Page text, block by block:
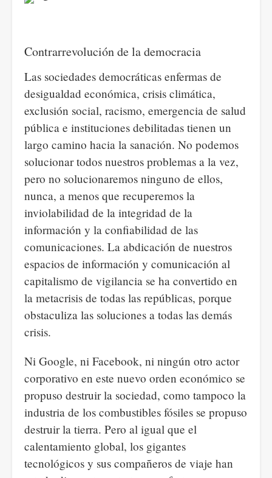
Contrarrevolución de la democracia
Las sociedades democráticas enfermas de
desigualdad económica, crisis climática,
exclusión social, racismo, emergencia de salud
pública e instituciones debilitadas tienen un
largo camino hacia la sanación. No podemos
solucionar todos nuestros problemas a la vez,
pero no solucionaremos ninguno de ellos,
nunca, a menos que recuperemos la
inviolabilidad de la integridad de la
información y la confiabilidad de las
comunicaciones. La abdicación de nuestros
espacios de información y comunicación al
capitalismo de vigilancia se ha convertido en
la metacrisis de todas las repúblicas, porque
obstaculiza las soluciones a todas las demás
crisis.
Ni Google, ni Facebook, ni ningún otro actor
corporativo en este nuevo orden económico se
propuso destruir la sociedad, como tampoco la
industria de los combustibles fósiles se propuso
destruir la tierra. Pero al igual que el
calentamiento global, los gigantes
tecnológicos y sus compañeros de viaje han